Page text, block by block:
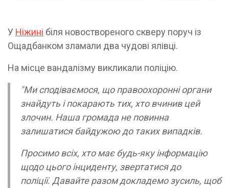
У Ніжині біля новоствореного скверу поруч із
Ощадбанком зламали два чудові ялівці.
На місце вандалізму викликали поліцію.
"Ми сподіваємося, що правоохоронні органи
знайдуть і покарають тих, хто вчинив цей
злочин. Наша громада не повинна
залишатися байдужою до таких випадків.
Просимо всіх, хто має будь-яку інформацію
щодо цього інциденту, звертатися до
поліції. Давайте разом докладемо зусиль, щоб